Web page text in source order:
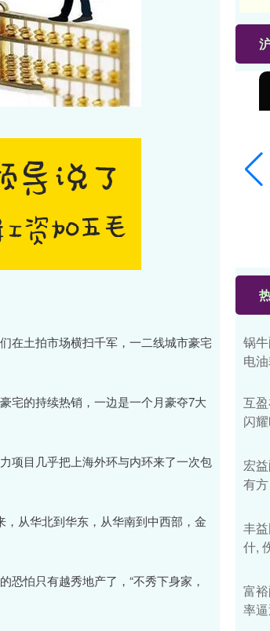
在土拍市场横扫千军，一二线城市豪宅
宅的持续热销，一边是一个月豪夺7大
项目几乎把上海外环与内环来了一次包
从华北到华东，从华南到中西部，金
怕只有越秀地产了，“不秀下身家，
300 4694.44 43.13
锅
电
互
闪
宏
有方
丰
什,
富
率